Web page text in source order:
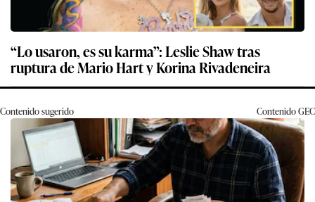
“Lo usaron, es su karma”: Leslie Shaw tras
ruptura de Mario Hart y Korina Rivadeneira
Contenido sugerido ContenidoGEC